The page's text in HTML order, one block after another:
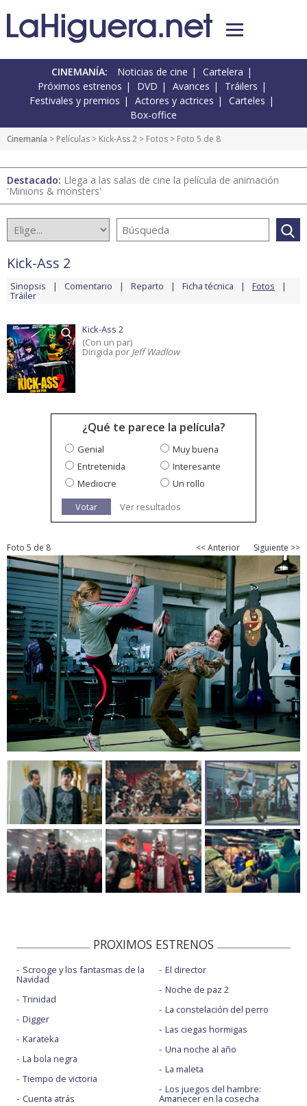
CINEMANÍA: Noticias de cine
Cartelera
Próximos estrenos
DVD Avances
Tráilers
Festivales y premios
Actores y actrices
Carteles
Box-office
Cinemanía > Películas > Kick-Ass 2 > Fotos > Foto 5 de 8
Destacado: Llega a las salas de cine la película de animación
'Minions & monsters'
Kick-Ass 2
Sinopsis Comentario Reparto Ficha técnica Fotos
Tráiler
Kick-Ass 2
(Con un par)
Dirigida por Jeff Wadlow
¿Qué te parece la película?
Genial
Muy buena
Entretenida
Interesante
Mediocre
Un rollo
Votar
Ver resultados
Foto 5 de 8 << Anterior Siguiente >>
PROXIMOS ESTRENOS
Scrooge y los fantasmas de la
Navidad
Trinidad
Digger
Karateka
La bola negra
Tiempo de victoria
Cuenta atrás
El director
Noche de paz 2
La constelación del perro
Las ciegas hormigas
Una noche al año
La maleta
Los juegos del hambre:
Amanecer en la cosecha